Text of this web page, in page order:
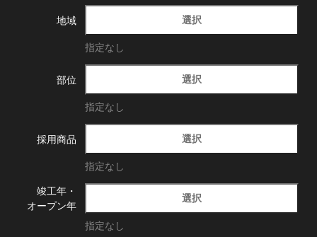
地域 選択
指定なし
部位 選択
指定なし
採用商品 選択
指定なし
竣工年・
オープン年
選択
指定なし